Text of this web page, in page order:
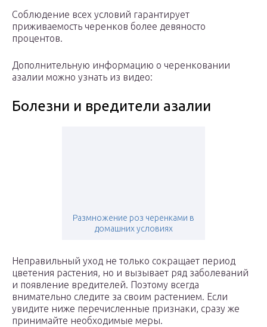
Соблюдение всех условий гарантирует
приживаемость черенков более девяносто
процентов.
Дополнительную информацию о черенковании
азалии можно узнать из видео:
Болезни и вредители азалии
Размножение роз черенками в
домашних условиях
Неправильный уход не только сокращает период
цветения растения, но и вызывает ряд заболеваний
и появление вредителей. Поэтому всегда
внимательно следите за своим растением. Если
увидите ниже перечисленные признаки, сразу же
принимайте необходимые меры.